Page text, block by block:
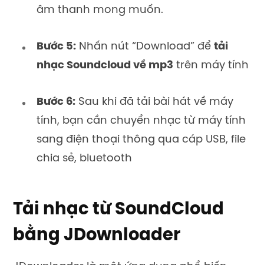
âm thanh mong muốn.
Bước 5: Nhấn nút “Download” để tải
nhạc Soundcloud về mp3 trên máy tính
Bước 6: Sau khi đã tải bài hát về máy
tính, bạn cần chuyển nhạc từ máy tính
sang điện thoại thông qua cáp USB, file
chia sẻ, bluetooth
Tải nhạc từ SoundCloud
bằng JDownloader